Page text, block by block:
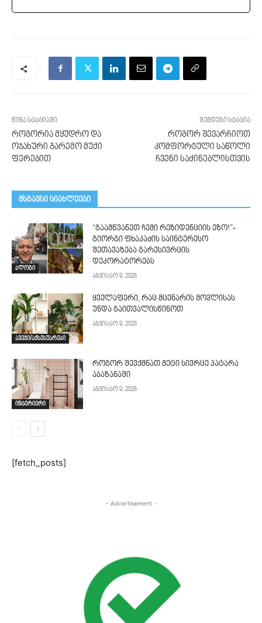
წინა სტატიაში
როგორია მყუდრო და
ოჯახური გარემო მუქი
ფერებით
შემდეგი სტატია
როგორ შევარჩიოთ
კომფორტული საწოლი
ჩვენი საძინებლისთვის
მსგავსი სიახლეები
ბლოგი
“გაამწვანეთ ჩემი რეზიდენციის ეზო!”-
გიორგი ფხაკაძის საინტერესო
შეთავაზება გარესივრცის
დეკორატორებს
აგვისტო 9, 2026
ავეჯი/აქსესუარები
ყველაფერი, რაც მცენარის მოვლისას
უნდა გაითვალისწინოთ
აგვისტო 9, 2026
ინტერიერი
როგორ შევქმნათ მეტი სივრცე პატარა
აბაზანაში
აგვისტო 9, 2026
[fetch_posts]
- Advertisement -